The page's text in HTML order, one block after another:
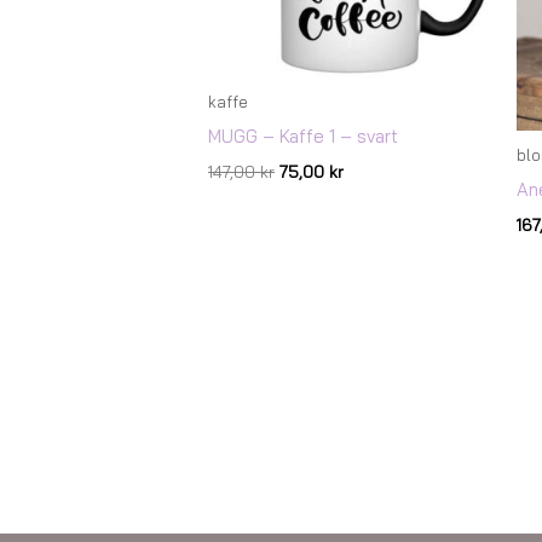
kaffe
MUGG – Kaffe 1 – svart
147,00kr 75,00 kr